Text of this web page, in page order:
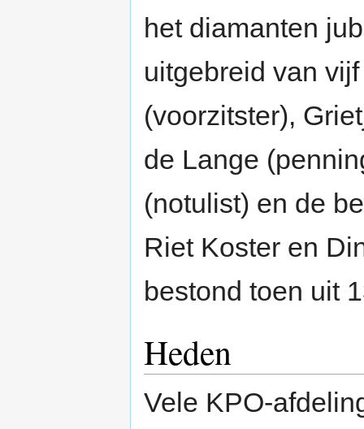
het diamanten
uitgebreid van
(voorzitster),
de Lange
(notulist) en de
Riet Koster en
bestond toen uit
Heden
Vele KPO-